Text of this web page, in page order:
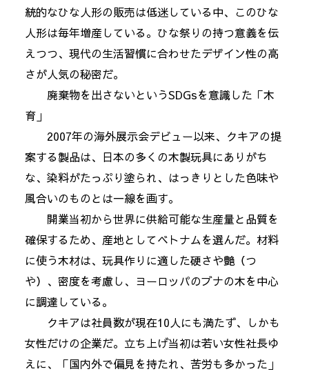
統的なひな人形の販売は低迷している中、このひな
人形は毎年増産している。ひな祭りの持つ意義を伝
えつつ、現代の生活習慣に合わせたデザイン性の高
さが人気の秘密だ。
廃棄物を出さないというSDGsを意識した「木
育」
2007年の海外展示会デビュー以来、クキアの提
案する製品は、日本の多くの木製玩具にありがち
な、染料がたっぷり塗られ、はっきりとした色味や
風合いのものとは一線を画す。
開業当初から世界に供給可能な生産量と品質を
確保するため、産地としてベトナムを選んだ。材料
に使う木材は、玩具作りに適した硬さや艶（つ
や）、密度を考慮し、ヨーロッパのブナの木を中心
に調達している。
クキアは社員数が現在10人にも満たず、しかも
女性だけの企業だ。立ち上げ当初は若い女性社長ゆ
えに、「国内外で偏見を持たれ、苦労も多かった」